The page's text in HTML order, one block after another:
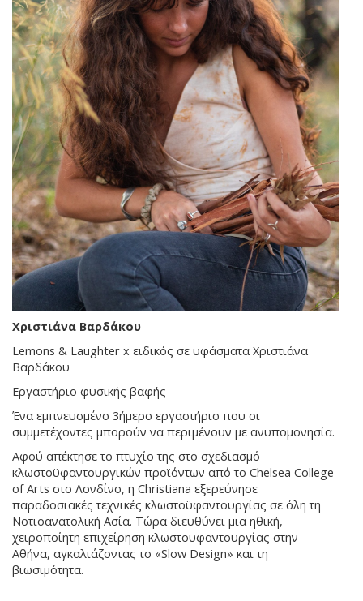
Χριστιάνα Βαρδάκου
Lemons & Laughter x ειδικός σε υφάσματα Χριστιάνα
Βαρδάκου
Εργαστήριο φυσικής βαφής
Ένα εμπνευσμένο 3ήμερο εργαστήριο που οι
συμμετέχοντες μπορούν να περιμένουν με ανυπομονησία.
Αφού απέκτησε το πτυχίο της στο σχεδιασμό
κλωστοϋφαντουργικών προϊόντων από το Chelsea College
of Arts στο Λονδίνο, η Christiana εξερεύνησε
παραδοσιακές τεχνικές κλωστοϋφαντουργίας σε όλη τη
Νοτιοανατολική Ασία. Τώρα διευθύνει μια ηθική,
χειροποίητη επιχείρηση κλωστοϋφαντουργίας στην
Αθήνα, αγκαλιάζοντας το «Slow Design» και τη
βιωσιμότητα.